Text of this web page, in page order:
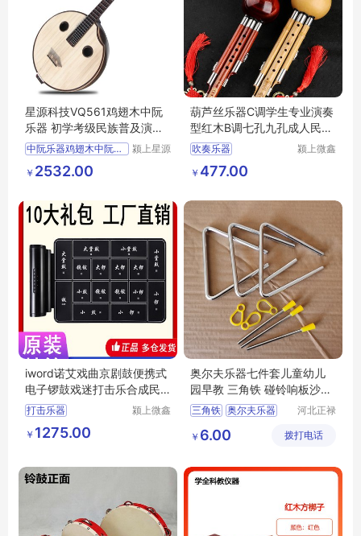
星源科技VQ561鸡翅木中阮
乐器 初学考级民族普及演出
阮琴CS893
中阮乐器鸡翅木中阮初学考
颍上星源
￥ 2532.00
葫芦丝乐器C调学生专业演奏
型红木B调七孔九孔成人民族
吹奏乐器
吹奏乐器
颍上微鑫
￥ 477.00
iword诺艾戏曲京剧鼓便携式
电子锣鼓戏迷打击乐合成民
族戏剧乐器
打击乐器
颍上微鑫
￥ 1275.00
奥尔夫乐器七件套儿童幼儿
园早教 三角铁 碰铃响板沙锤
铃鼓
三角铁 奥尔夫乐器
三角铁乐器
河北正禄
制造有限
￥ 6.00 拨打电话